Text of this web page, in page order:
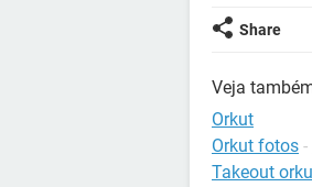
Share
Veja
Orkut
Orkut fotos -
Takeout